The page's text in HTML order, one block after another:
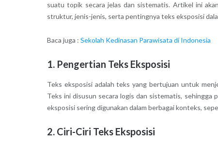
suatu topik secara jelas dan sistematis. Artikel ini
struktur, jenis-jenis, serta pentingnya teks eksposisi
Baca juga : Sekolah Kedinasan Parawisata di Indonesia
1. Pengertian Teks Eksposisi
Teks eksposisi adalah teks yang bertujuan untuk
Teks ini disusun secara logis dan sistematis, sehingga
eksposisi sering digunakan dalam berbagai konteks,
2. Ciri-Ciri Teks Eksposisi